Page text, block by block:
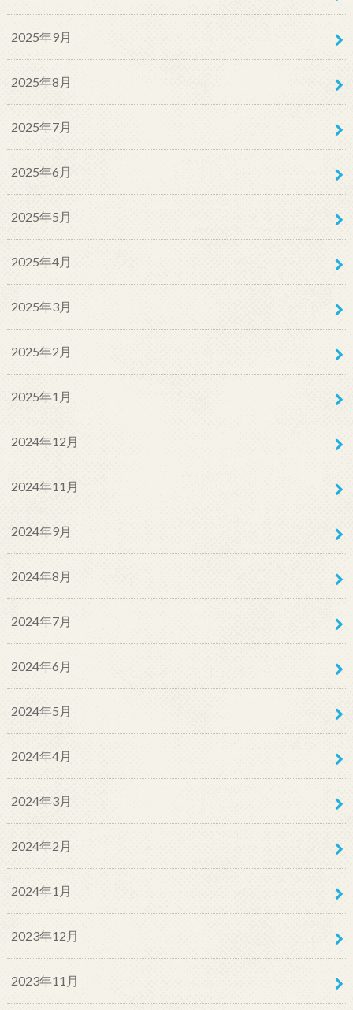
2025年9月
2025年8月
2025年7月
2025年6月
2025年5月
2025年4月
2025年3月
2025年2月
2025年1月
2024年12月
2024年11月
2024年9月
2024年8月
2024年7月
2024年6月
2024年5月
2024年4月
2024年3月
2024年2月
2024年1月
2023年12月
2023年11月